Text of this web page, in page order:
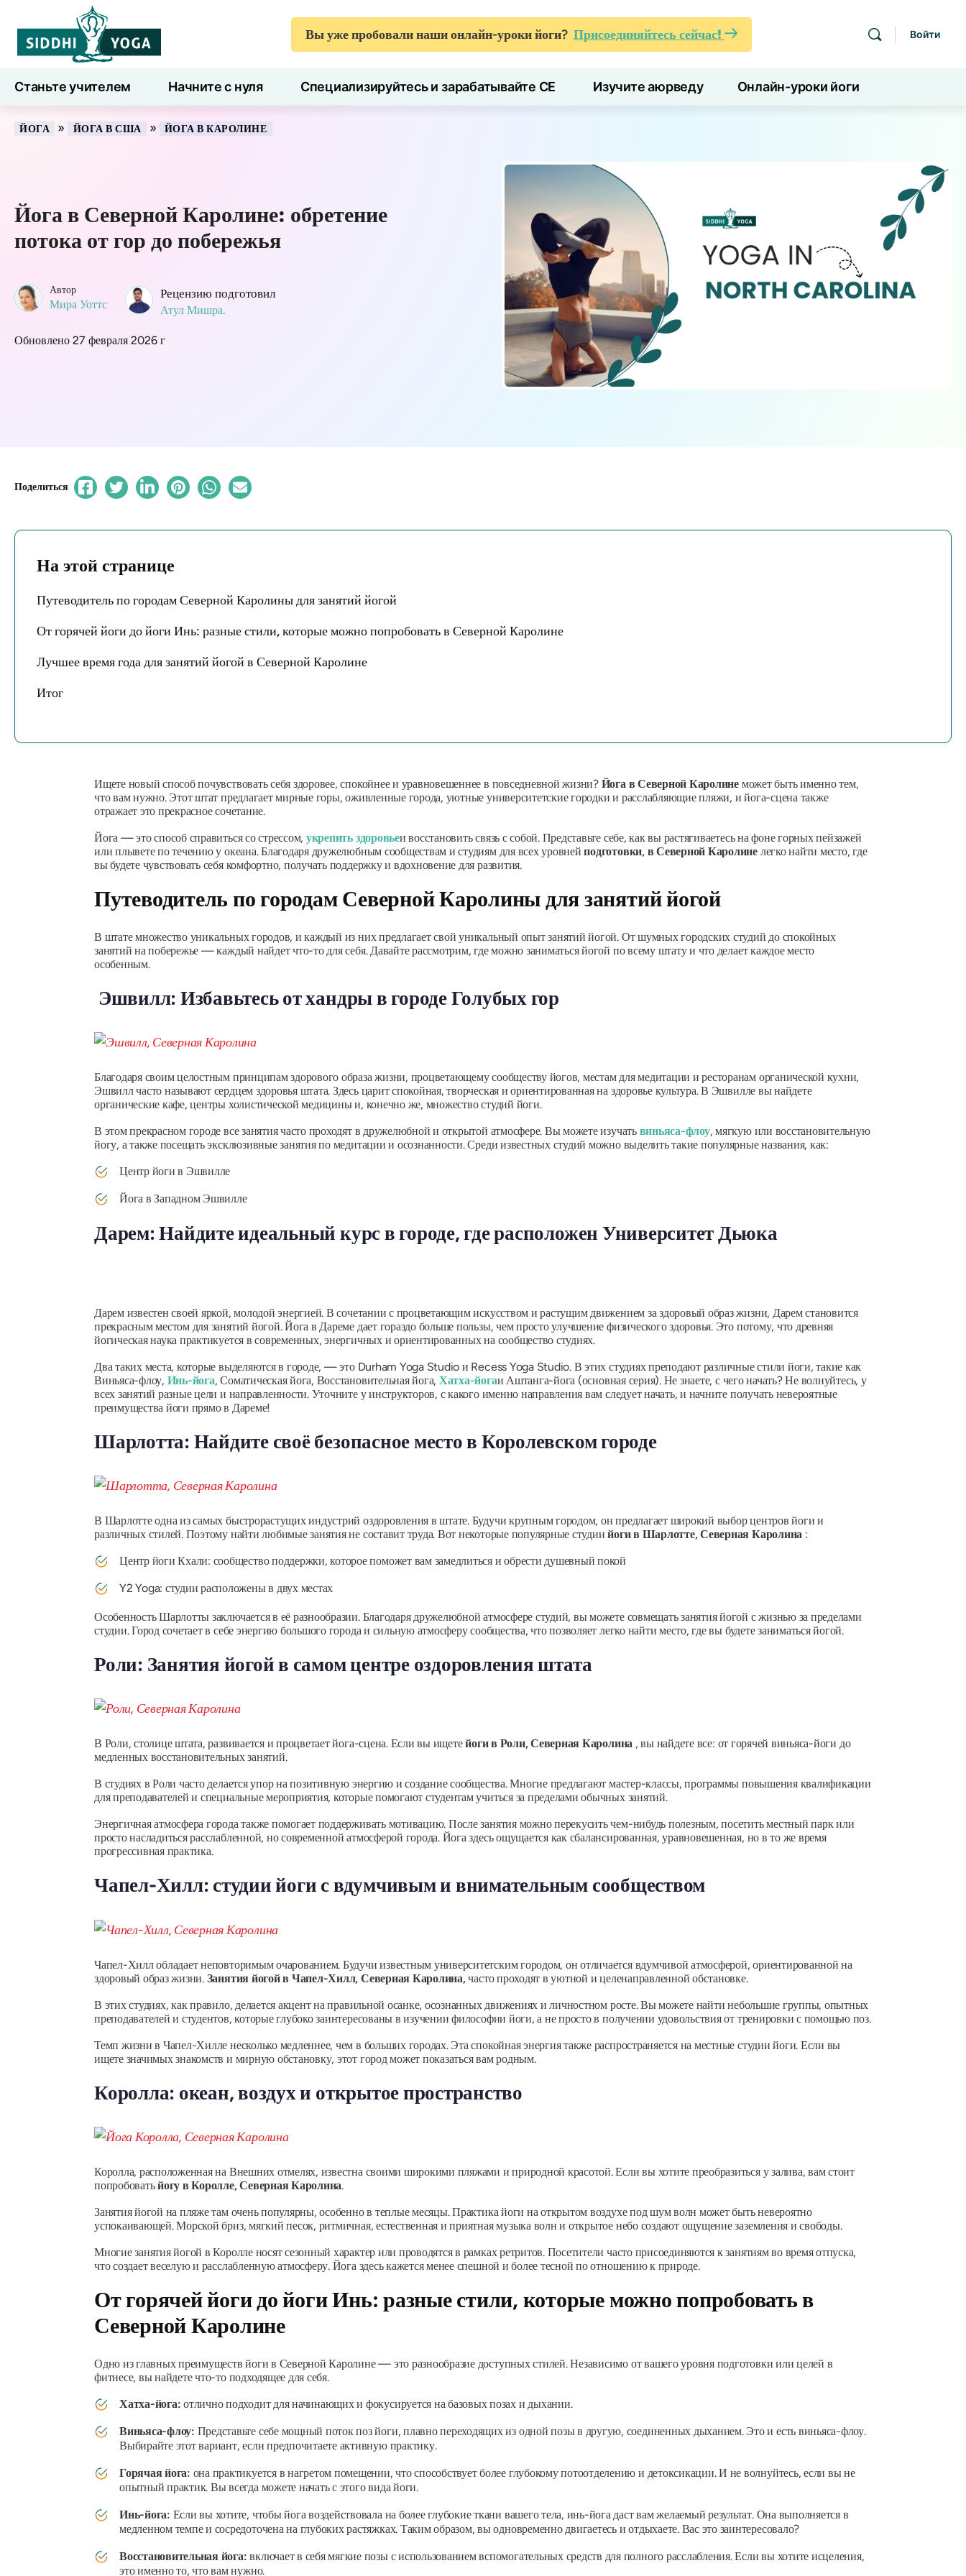
Вы уже пробовали наши онлайн-уроки йоги? Присоединяйтесь сейчас! Войти
Станьте учителем Начните с нуля Специализируйтесь и зарабатывайте CE Изучите аюрведу Онлайн-уроки йоги
7 дней здоровья Блог Учиться
ЙОГА » ЙОГА В США » ЙОГА В КАРОЛИНЕ
Йога в Северной Каролине: обретение
потока от гор до побережья
Автор
Мира Уоттс
Рецензию подготовил
Атул Мишра.
Обновлено 27 февраля 2026 г
Поделиться
На этой странице
Путеводитель по городам Северной Каролины для занятий йогой
От горячей йоги до йоги Инь: разные стили, которые можно попробовать в Северной Каролине
Лучшее время года для занятий йогой в Северной Каролине
Итог
Ищете новый способ почувствовать себя здоровее, спокойнее и уравновешеннее в повседневной жизни? Йога в Северной Каролинеможет быть именно тем,
что вам нужно. Этот штат предлагает мирные горы, оживленные города, уютные университетские городки и расслабляющие пляжи, и йога-сцена также
отражает это прекрасное сочетание.
Йога — это способ справиться со стрессом, укрепить здоровьеи восстановить связь с собой. Представьте себе, как вы растягиваетесь на фоне горных пейзажей
или плывете по течению у океана. Благодаря дружелюбным сообществам и студиям для всех уровнейподготовки, в Северной Каролине легко найти место, где
вы будете чувствовать себя комфортно, получать поддержку и вдохновение для развития.
Путеводитель по городам Северной Каролины для занятий йогой
В штате множество уникальных городов, и каждый из них предлагает свой уникальный опыт занятий йогой. От шумных городских студий до спокойных
занятий на побережье — каждый найдет что-то для себя. Давайте рассмотрим, где можно заниматься йогой по всему штату и что делает каждое место
особенным.
Эшвилл: Избавьтесь от хандры в городе Голубых гор
Благодаря своим целостным принципам здорового образа жизни, процветающему сообществу йогов, местам для медитации и ресторанам органической кухни,
Эшвилл часто называют сердцем здоровья штата. Здесь царит спокойная, творческая и ориентированная на здоровье культура. В Эшвилле вы найдете
органические кафе, центры холистической медицины и, конечно же, множество студий йоги.
В этом прекрасном городе все занятия часто проходят в дружелюбной и открытой атмосфере. Вы можете изучать виньяса-флоу, мягкую или восстановительную
йогу, а также посещать эксклюзивные занятия по медитации и осознанности. Среди известных студий можно выделить такие популярные названия, как:
Центр йоги в Эшвилле
Йога в Западном Эшвилле
Дарем: Найдите идеальный курс в городе, где расположен Университет Дьюка
Дарем известен своей яркой, молодой энергией. В сочетании с процветающим искусством и растущим движением за здоровый образ жизни, Дарем становится
прекрасным местом для занятий йогой. Йога в Дареме дает гораздо больше пользы, чем просто улучшение физического здоровья. Это потому, что древняя
йогическая наука практикуется в современных, энергичных и ориентированных на сообщество студиях.
Два таких места, которые выделяются в городе, — это Durham Yoga Studio и Recess Yoga Studio. В этих студиях преподают различные стили йоги, такие как
Виньяса-флоу, Инь-йога, Соматическая йога, Восстановительная йога, Хатха-йогаи Аштанга-йога (основная серия). Не знаете, с чего начать? Не волнуйтесь, у
всех занятий разные цели и направленности. Уточните у инструкторов, с какого именно направления вам следует начать, и начните получать невероятные
преимущества йоги прямо в Дареме!
Шарлотта: Найдите своё безопасное место в Королевском городе
В Шарлотте одна из самых быстрорастущих индустрий оздоровления в штате. Будучи крупным городом, он предлагает широкий выбор центров йоги и
различных стилей. Поэтому найти любимые занятия не составит труда. Вот некоторые популярные студиийоги в Шарлотте, Северная Каролина :
Центр йоги Кхали: сообщество поддержки, которое поможет вам замедлиться и обрести душевный покой
Y2 Yoga: студии расположены в двух местах
Особенность Шарлотты заключается в её разнообразии. Благодаря дружелюбной атмосфере студий, вы можете совмещать занятия йогой с жизнью за пределами
студии. Город сочетает в себе энергию большого города и сильную атмосферу сообщества, что позволяет легко найти место, где вы будете заниматься йогой.
Роли: Занятия йогой в самом центре оздоровления штата
В Роли, столице штата, развивается и процветает йога-сцена. Если вы ищетейоги в Роли, Северная Каролина , вы найдете все: от горячей виньяса-йоги до
медленных восстановительных занятий.
В студиях в Роли часто делается упор на позитивную энергию и создание сообщества. Многие предлагают мастер-классы, программы повышения квалификации
для преподавателей и специальные мероприятия, которые помогают студентам учиться за пределами обычных занятий.
Энергичная атмосфера города также помогает поддерживать мотивацию. После занятия можно перекусить чем-нибудь полезным, посетить местный парк или
просто насладиться расслабленной, но современной атмосферой города. Йога здесь ощущается как сбалансированная, уравновешенная, но в то же время
прогрессивная практика.
Чапел-Хилл: студии йоги с вдумчивым и внимательным сообществом
Чапел-Хилл обладает неповторимым очарованием. Будучи известным университетским городом, он отличается вдумчивой атмосферой, ориентированной на
здоровый образ жизни. Занятия йогой в Чапел-Хилл, Северная Каролина,часто проходят в уютной и целенаправленной обстановке.
В этих студиях, как правило, делается акцент на правильной осанке, осознанных движениях и личностном росте. Вы можете найти небольшие группы, опытных
преподавателей и студентов, которые глубоко заинтересованы в изучении философии йоги, а не просто в получении удовольствия от тренировки с помощью поз.
Темп жизни в Чапел-Хилле несколько медленнее, чем в больших городах. Эта спокойная энергия также распространяется на местные студии йоги. Если вы
ищете значимых знакомств и мирную обстановку, этот город может показаться вам родным.
Королла: океан, воздух и открытое пространство
Королла, расположенная на Внешних отмелях, известна своими широкими пляжами и природной красотой. Если вы хотите преобразиться у залива, вам стоит
попробоватьйогу в Королле, Северная Каролина.
Занятия йогой на пляже там очень популярны, особенно в теплые месяцы. Практика йоги на открытом воздухе под шум волн может быть невероятно
успокаивающей. Морской бриз, мягкий песок, ритмичная, естественная и приятная музыка волн и открытое небо создают ощущение заземления и свободы.
Многие занятия йогой в Королле носят сезонный характер или проводятся в рамках ретритов. Посетители часто присоединяются к занятиям во время отпуска,
что создает веселую и расслабленную атмосферу. Йога здесь кажется менее спешной и более тесной по отношению к природе.
От горячей йоги до йоги Инь: разные стили, которые можно попробовать в
Северной Каролине
Одно из главных преимуществ йоги в Северной Каролине — это разнообразие доступных стилей. Независимо от вашего уровня подготовки или целей в
фитнесе, вы найдете что-то подходящее для себя.
Хатха-йога: отлично подходит для начинающих и фокусируется на базовых позах и дыхании.
Виньяса-флоу: Представьте себе мощный поток поз йоги, плавно переходящих из одной позы в другую, соединенных дыханием. Это и есть виньяса-флоу.
Выбирайте этот вариант, если предпочитаете активную практику.
Горячая йога: она практикуется в нагретом помещении, что способствует более глубокому потоотделению и детоксикации. И не волнуйтесь, если вы не
опытный практик. Вы всегда можете начать с этого вида йоги.
Инь-йога: Если вы хотите, чтобы йога воздействовала на более глубокие ткани вашего тела, инь-йога даст вам желаемый результат. Она выполняется в
медленном темпе и сосредоточена на глубоких растяжках. Таким образом, вы одновременно двигаетесь и отдыхаете. Вас это заинтересовало?
Восстановительная йога: включает в себя мягкие позы с использованием вспомогательных средств для полного расслабления. Если вы хотите исцеления,
это именно то, что вам нужно.